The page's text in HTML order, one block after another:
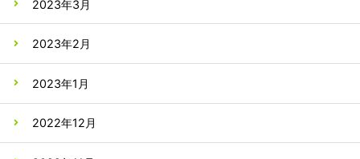
2023年3月
2023年2月
2023年1月
2022年12月